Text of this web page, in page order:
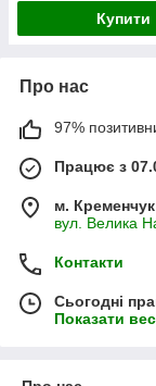
Купити
Про нас
97%
Працює з
м. Кременчук
вул. Велика
Контакти
Сьогодні
Показати